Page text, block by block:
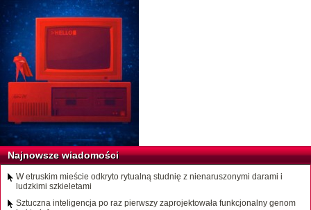
Najnowsze wiadomości
W etruskim mieście odkryto rytualną studnię z nienaruszonymi darami i
ludzkimi szkieletami
Sztuczna inteligencja po raz pierwszy zaprojektowała funkcjonalny genom